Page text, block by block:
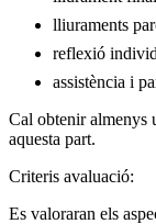
lliuraments
reflexió
assistència i
Cal obtenir almenys
aquesta part.
Criteris avaluació:
Es valoraran els